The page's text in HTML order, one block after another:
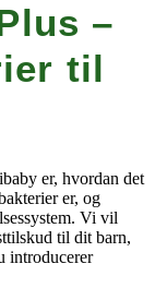
–
til
er, hvordan det
er, og
Vi vil
til dit barn,
introducerer